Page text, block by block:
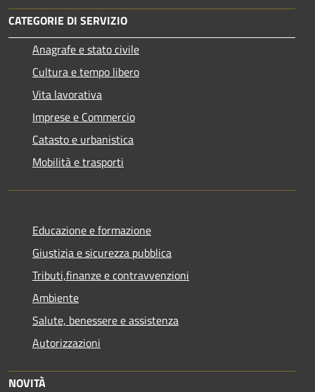
CATEGORIE DI SERVIZIO
Anagrafe e stato civile
Cultura e tempo libero
Vita lavorativa
Imprese e Commercio
Catasto e urbanistica
Mobilità e trasporti
Educazione e formazione
Giustizia e sicurezza pubblica
Tributi,finanze e contravvenzioni
Ambiente
Salute, benessere e assistenza
Autorizzazioni
NOVITÀ